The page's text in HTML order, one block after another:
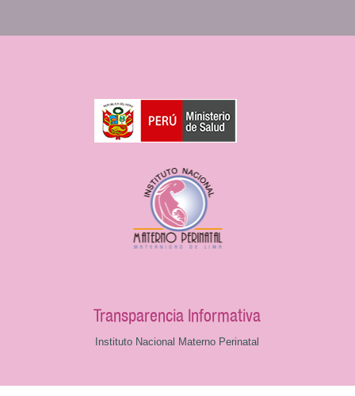
Transparencia Informativa
Instituto Nacional Materno Perinatal